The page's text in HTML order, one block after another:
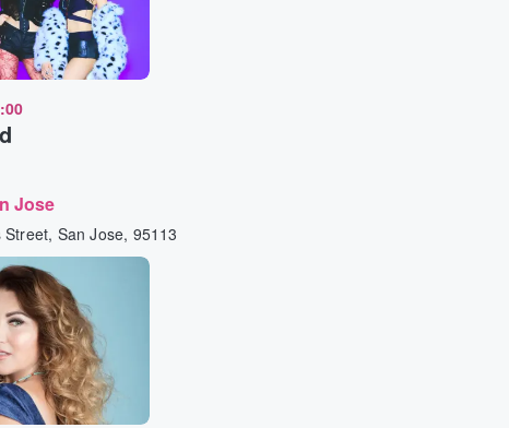
Jose
San Jose, 95113